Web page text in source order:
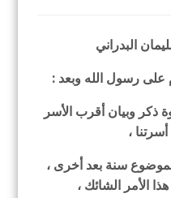
البدراني
على رسول الله وبعد :
ذكر وبيان أقرب الأسر
،
سنة بعد أخرى ،
الأمر الشائك ،